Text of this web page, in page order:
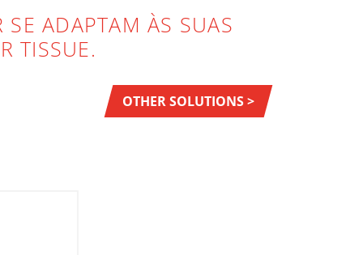
ADAPTAM ÀS SUAS
TISSUE.
OTHER SOLUTIONS >